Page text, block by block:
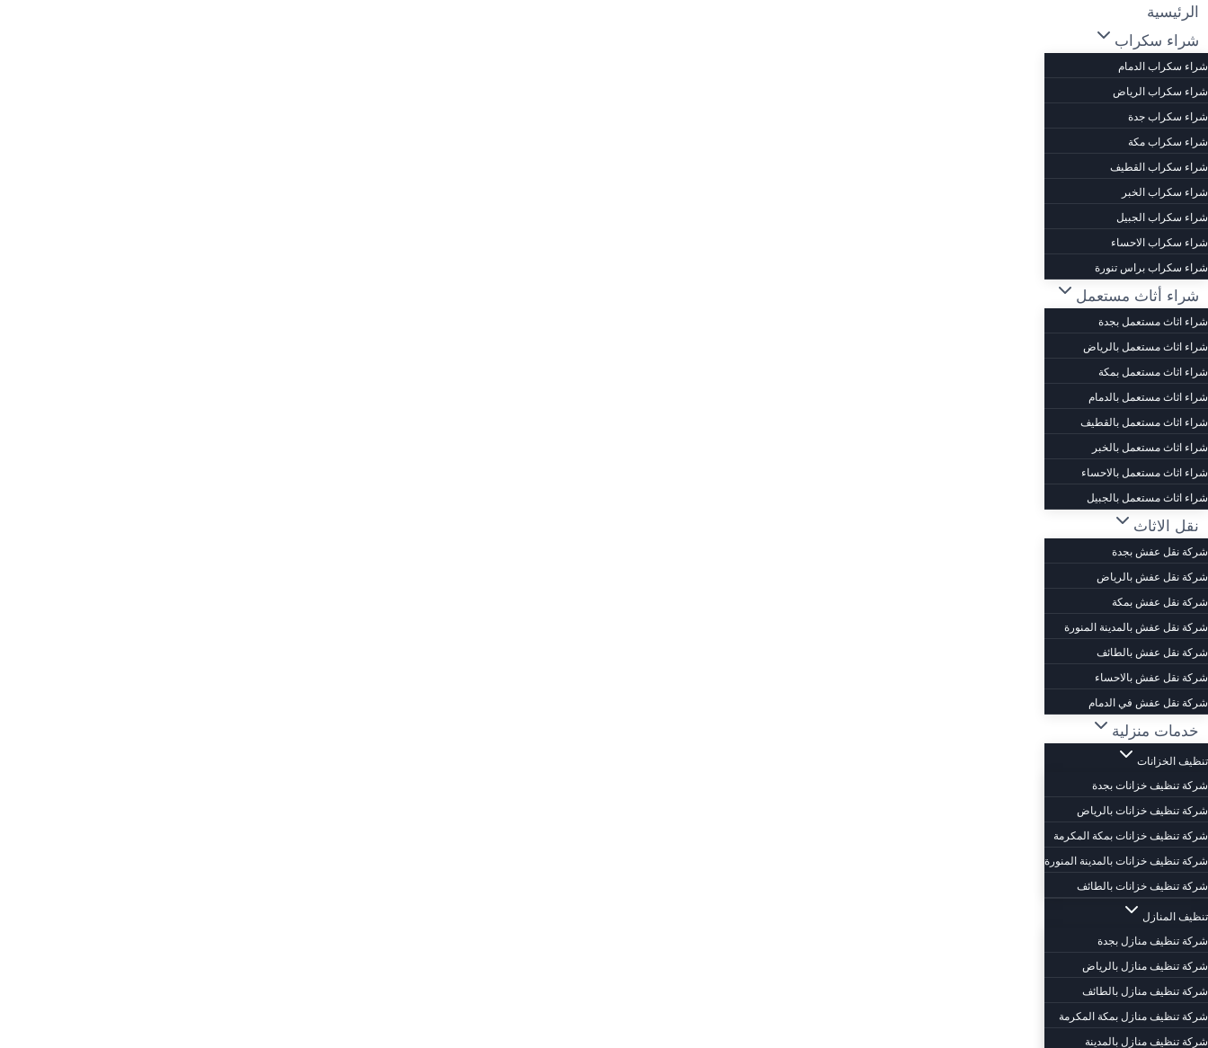
التجاوز
إلى
المحتوى
الرئيسية
شراء سكراب
شراء سكراب الدمام
شراء سكراب الرياض
شراء سكراب جدة
شراء سكراب مكة
شراء سكراب القطيف
شراء سكراب الخبر
شراء سكراب الجبيل
شراء سكراب الاحساء
شراء سكراب براس تنورة
شراء أثاث مستعمل
شراء اثاث مستعمل بجدة
شراء اثاث مستعمل بالرياض
شراء اثاث مستعمل بمكة
شراء اثاث مستعمل بالدمام
شراء اثاث مستعمل بالقطيف
شراء اثاث مستعمل بالخبر
شراء اثاث مستعمل بالاحساء
شراء اثاث مستعمل بالجبيل
نقل الاثاث
شركة نقل عفش بجدة
شركة نقل عفش بالرياض
شركة نقل عفش بمكة
شركة نقل عفش بالمدينة المنورة
شركة نقل عفش بالطائف
شركة نقل عفش بالاحساء
شركة نقل عفش في الدمام
خدمات منزلية
تنظيف الخزانات
شركة تنظيف خزانات بجدة
شركة تنظيف خزانات بالرياض
شركة تنظيف خزانات بمكة المكرمة
شركة تنظيف خزانات بالمدينة المنورة
شركة تنظيف خزانات بالطائف
تنظيف المنازل
شركة تنظيف منازل بجدة
شركة تنظيف منازل بالرياض
شركة تنظيف منازل بالطائف
شركة تنظيف منازل بمكة المكرمة
شركة تنظيف منازل بالمدينة